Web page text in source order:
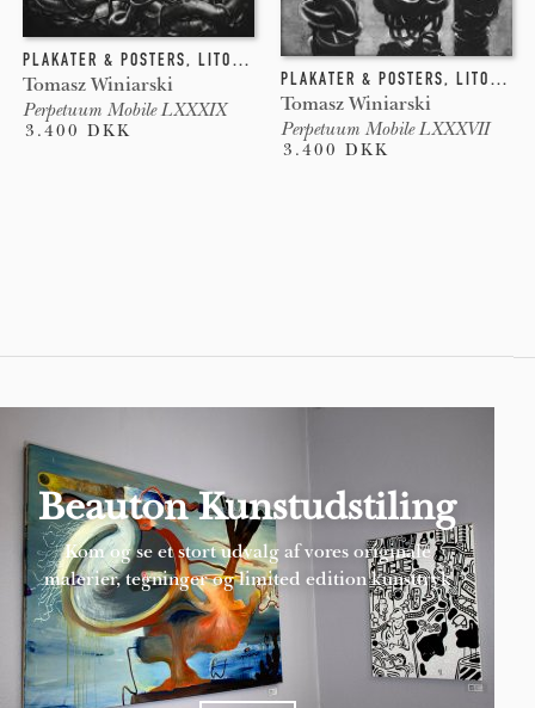
PLAKATER & POSTERS, LITOGRAFI
Tomasz Winiarski
Perpetuum Mobile LXXXVII
3.400 DKK
PLAKATER & POSTERS, LITOGRAFI ,INDGRAVERING
Tomasz Winiarski
Perpetuum Mobile LXXXIX
3.400 DKK
Beauton Kunstudstiling
Kom og se et stort udvalg af vores originale
malerier, tegninger og limited edition kunsttryk